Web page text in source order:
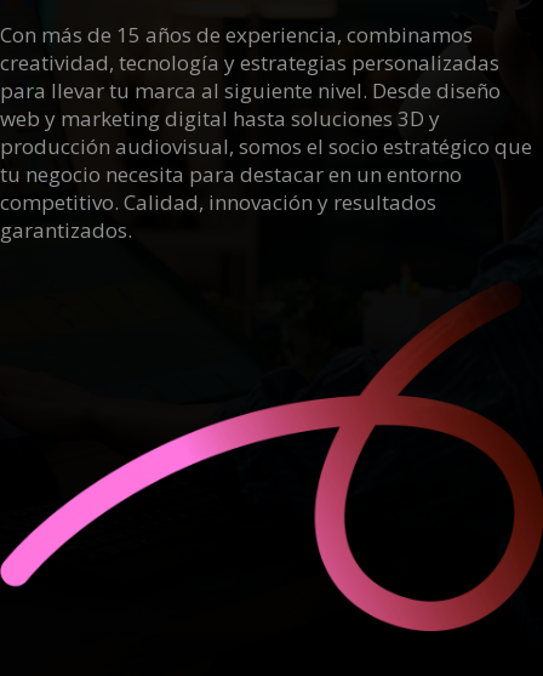
Con más de 15 años de experiencia, combinamos
creatividad, tecnología y estrategias personalizadas
para llevar tu marca al siguiente nivel. Desde diseño
web y marketing digital hasta soluciones 3D y
producción audiovisual, somos el socio estratégico que
tu negocio necesita para destacar en un entorno
competitivo. Calidad, innovación y resultados
garantizados.